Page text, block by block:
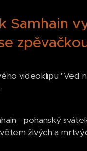
Samhain
videoklipu "Veď
- pohanský
živých a